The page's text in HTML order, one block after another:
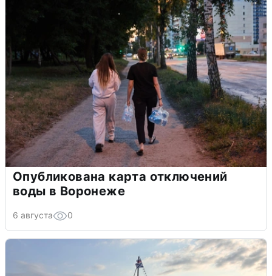
Опубликована карта отключений
воды в Воронеже
6 августа 0